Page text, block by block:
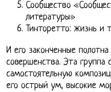
Сообщество
литературы»
Тинторетто: жизнь и
И его законченные
совершенства. Эта группа
самостоятельную
его острый ум, высокие